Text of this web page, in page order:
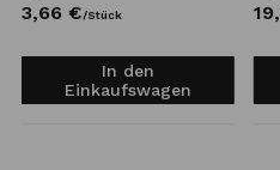
3,66 €/Stück
In den
Einkaufswagen
19,